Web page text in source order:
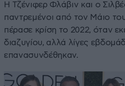
Η Τζένιφερ Φλάβιν και ο
παντρεμένοι από τον Μάιο
πέρασε κρίση το 2022, όταν
διαζυγίου, αλλά λίγες
επανασυνδέθηκαν.